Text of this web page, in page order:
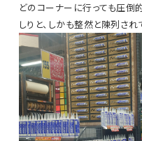
どのコーナーに行っても圧倒
しりと、しかも整然と陳列さ